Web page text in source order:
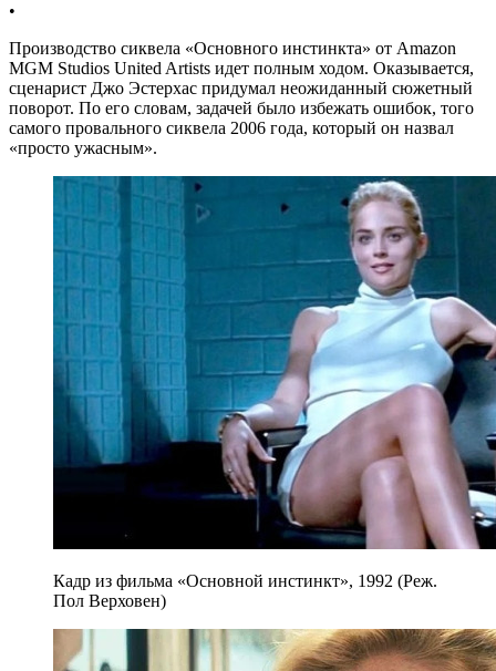
•
Производство сиквела «Основного инстинкта» от Amazon
MGM Studios United Artists идет полным ходом. Оказывается,
сценарист Джо Эстерхас придумал неожиданный сюжетный
поворот. По его словам, задачей было избежать ошибок, того
самого провального сиквела 2006 года, который он назвал
«просто ужасным».
Кадр из фильма «Основной инстинкт», 1992 (Реж.
Пол Верховен)